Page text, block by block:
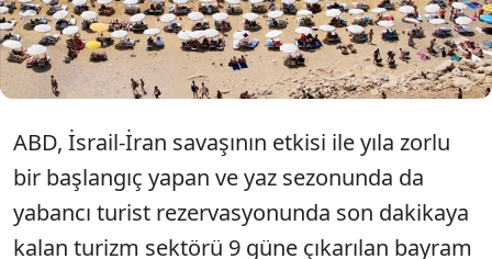
hareketli geçmesi öngörülüyor.
ABD, İsrail-İran savaşının etkisi ile yıla zorlu
bir başlangıç yapan ve yaz sezonunda da
yabancı turist rezervasyonunda son dakikaya
kalan turizm sektörü 9 güne çıkarılan bayram